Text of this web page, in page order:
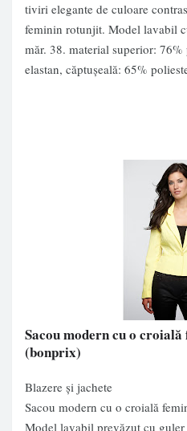
tiviri elegante de culoare
feminin rotunjit. Model lavabil
măr. 38. material superior:
elastan, căptuşeală: 65%
Sacou modern cu o
(bonprix)
Blazere și jachete
Sacou modern cu o croială
Model lavabil prevăzut cu